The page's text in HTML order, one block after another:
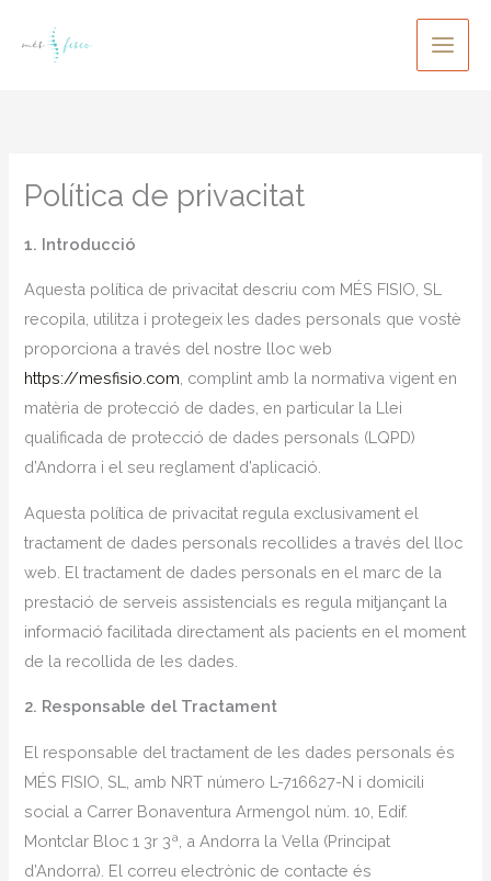
Política de privacitat
1. Introducció
Aquesta política de privacitat descriu com MÉS FISIO, SL
recopila, utilitza i protegeix les dades personals que vostè
proporciona a través del nostre lloc web
https://mesfisio.com , complint amb la normativa vigent en
matèria de protecció de dades, en particular la Llei
qualificada de protecció de dades personals (LQPD)
d’Andorra i el seu reglament d’aplicació.
Aquesta política de privacitat regula exclusivament el
tractament de dades personals recollides a través del lloc
web. El tractament de dades personals en el marc de la
prestació de serveis assistencials es regula mitjançant la
informació facilitada directament als pacients en el moment
de la recollida de les dades.
2. Responsable del Tractament
El responsable del tractament de les dades personals és
MÉS FISIO, SL, amb NRT número L-716627-N i domicili
social a Carrer Bonaventura Armengol núm. 10, Edif.
Montclar Bloc 1 3r 3ª, a Andorra la Vella (Principat
d’Andorra). El correu electrònic de contacte és